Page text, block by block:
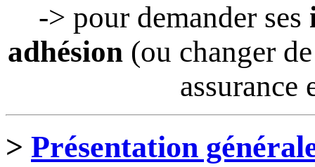
-> pour demander ses
adhésion(ou changer
assurance
> Présentation